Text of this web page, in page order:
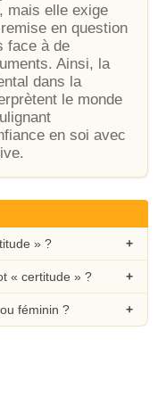
mais elle exige
en question
face à de
Ainsi, la
dans la
le monde
en soi avec
» ?
« certitude » ?
féminin ?